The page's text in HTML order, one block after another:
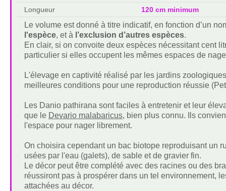
Longueur
120 cm minimum
Le volume est donné à titre indicatif, en fonction d’un
l'espèce, et à l’exclusion d’autres espèces.
En clair, si on convoite deux espèces nécessitant cent
particulier si elles occupent les mêmes espaces de
L'élevage en captivité réalisé par les jardins
meilleures conditions pour une reproduction réussie
Les Danio pathirana sont faciles à entretenir et leur
que le Devario malabaricus, bien plus connu. Ils
l'espace pour nager librement.
On choisira cependant un bac biotope reproduisant un
usées par l'eau (galets), de sable et de gravier fin.
Le décor peut être complété avec des racines ou des
réussiront pas à prospérer dans un tel environnement,
attachées au décor.